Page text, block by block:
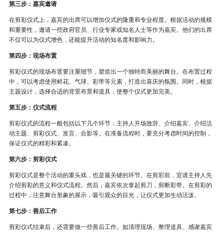
第三步：嘉宾邀请
在剪彩仪式上，嘉宾的出席可以增加仪式的隆重和专业程度。根据活动的规模
和重要性，邀请一些政府官员、行业专家或知名人士等作为嘉宾。他们的出席
不仅可以为仪式增色，还能提升活动的知名度和影响力。
第四步：现场布置
剪彩仪式的现场布置要注重细节，塑造出一个独特而美丽的舞台。在布置过程
中，可以考虑使用鲜花、气球、彩带等元素，打造出喜庆的氛围。同时，根据
主题设计，选择合适的背景布景和道具，使整个仪式更加完美。
第五步：仪式流程
剪彩仪式的流程一般包括以下几个环节：主持人开场致辞、介绍嘉宾、介绍活
动主题、剪彩仪式、发言、合影等。在准备流程时，要充分考虑时间的控制，
保证仪式的精彩和紧凑。
第六步：剪彩仪式
剪彩仪式是整个活动的重头戏，也是最关键的环节。在剪彩前，宜请主持人先
介绍剪彩的意义和仪式流程。然后，嘉宾依次拿起剪刀，剪断彩带。在剪彩的
过程中，注意舞台形象的展示，吸引观众的目光，让仪式更加生动活泼。
第七步：善后工作
剪彩仪式结束后，还需要做一些善后工作。如清理现场、整理道具、感谢嘉宾